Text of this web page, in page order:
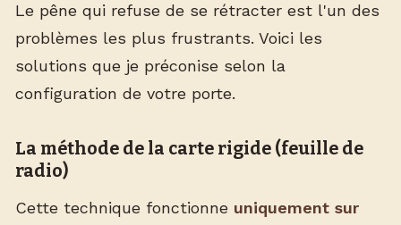
Le pêne qui refuse de se rétracter est l'un des
problèmes les plus frustrants. Voici les
solutions que je préconise selon la
configuration de votre porte.
La méthode de la carte rigide (feuille de
radio)
Cette technique fonctionne uniquement sur